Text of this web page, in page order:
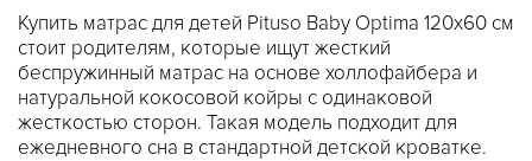
Купить матрас для детей Pituso Baby Optima 120x60 см
стоит родителям, которые ищут жесткий
беспружинный матрас на основе холлофайбера и
натуральной кокосовой койры с одинаковой
жесткостью сторон. Такая модель подходит для
ежедневного сна в стандартной детской кроватке.